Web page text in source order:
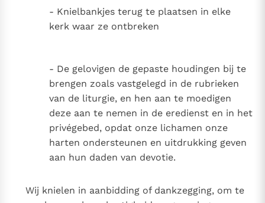
- Knielbankjes terug te plaatsen in elke
kerk waar ze ontbreken
- De gelovigen de gepaste houdingen bij te
brengen zoals vastgelegd in de rubrieken
van de liturgie, en hen aan te moedigen
deze aan te nemen in de eredienst en in het
privégebed, opdat onze lichamen onze
harten ondersteunen en uitdrukking geven
aan hun daden van devotie.
Wij knielen in aanbidding of dankzegging, om te